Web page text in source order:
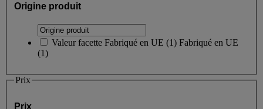
Origine produit
Valeur facette Fabriqué en UE (1) Fabriqué en UE
(1)
Prix
Prix